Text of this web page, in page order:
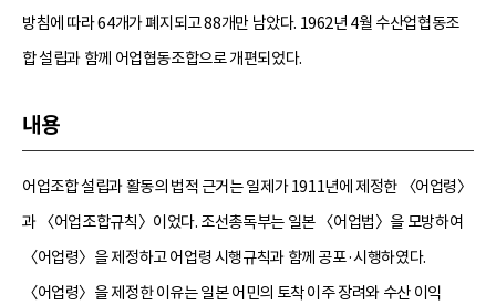
방침에 따라 64개가 폐지되고 88개만 남았다. 1962년 4월 수산업협동조
합 설립과 함께 어업협동조합으로 개편되었다.
내용
어업조합 설립과 활동의 법적 근거는 일제가 1911년에 제정한 〈어업령〉
과 〈어업조합규칙〉이었다. 조선총독부는 일본 〈어업법〉을 모방하여
〈어업령〉을 제정하고 어업령 시행규칙과 함께 공포·시행하였다.
〈어업령〉을 제정한 이유는 일본 어민의 토착 이주 장려와 수산 이익